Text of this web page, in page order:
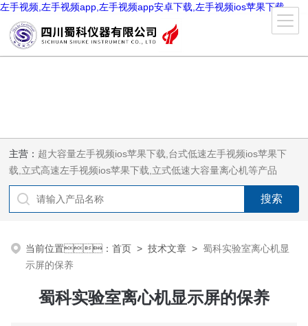
左手视频,左手视频app,左手视频app安卓下载,左手视频ios苹果下载
主营： 超大容量左手视频ios苹果下载,台式低速左手视频ios苹果下
载,立式高速左手视频ios苹果下载,立式低速大容量离心机等产品
当前位置：首页 >技术文章 >蜀科实验室离心机显
示屏的保养
蜀科实验室离心机显示屏的保养